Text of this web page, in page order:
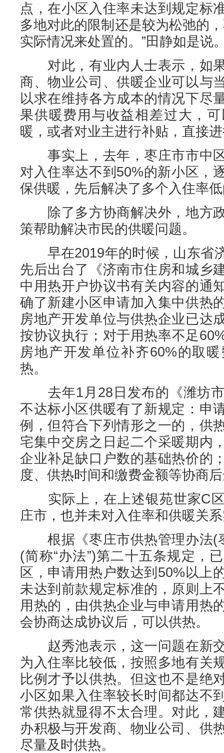
点，在小区入住率未达到规定标
多地对此的限制还是较为松弛的
实际情况来处置的。”田静如是说
对此，有业内人士表示，如
商、物业公司、供暖企业可以与
以求在维持各方成本的情况下尽
果供暖费用与收益相差过大，
暖，或者对业主进行补贴，直接
事实上，去年，枣庄市市中
对入住率达不到50%的新小区，
保供暖，先后解决了多个入住率
除了多方协商解决外，地方
策帮助解决市民的供暖问题。
早在2019年的时候，山东省
先后出台了《济南市住房和城乡
中用热开户协议书有关内容的通
确了新建小区申请加入集中供热
房地产开发单位与供热企业已达
按协议执行；对于用热率不足
房地产开发单位补齐60%的取
热。
去年1月28日发布的《潍坊市
不达标小区供暖有了新规定：申
例，但符合下列情形之一的，供
宅集中交房之日起二个采暖期内
企业补足缺口户数的基础热价的
度、供热时间和缴费金额等协商
实际上，在上述银苑世家C区
庄市，也并未对入住率和供暖关系
根据《枣庄市供热管理办法(
(简称“办法”)第二十五条规定，
区，申请用热户数达到50%以上
未达到前款规定标准的，原则上
用热的，由供热企业与申请用热
会协商达成协议后，可以供热。
赵秀池表示，这一问题在新
为入住率比较低，按照多地有关
比例才予以供热。但这也不是绝
小区如果入住率较长时间都达不
常供热就显得不太合理。对此，
办积极与开发商、物业公司、供
尽量及时供热。